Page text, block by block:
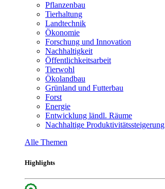
Pflanzenbau
Tierhaltung
Landtechnik
Ökonomie
Forschung und Innovation
Nachhaltigkeit
Öffentlichkeitsarbeit
Tierwohl
Ökolandbau
Grünland und Futterbau
Forst
Energie
Entwicklung ländl. Räume
Nachhaltige Produktivitätssteigerung
Alle Themen
Highlights